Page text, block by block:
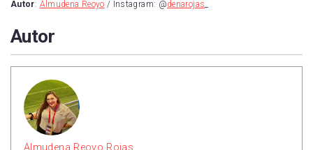
Autor: Almudena Reoyo / Instagram: @denarojas
Autor